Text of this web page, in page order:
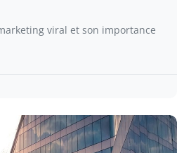
viral et son importance